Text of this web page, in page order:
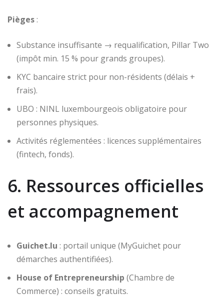
Pièges:
Substance insuffisante → requalification, Pillar Two
(impôt min. 15 % pour grands groupes).
KYC bancaire strict pour non-résidents (délais +
frais).
UBO : NINL luxembourgeois obligatoire pour
personnes physiques.
Activités réglementées : licences supplémentaires
(fintech, fonds).
6. Ressources officielles
et accompagnement
Guichet.lu : portail unique (MyGuichet pour
démarches authentifiées).
House of Entrepreneurship (Chambre de
Commerce) : conseils gratuits.